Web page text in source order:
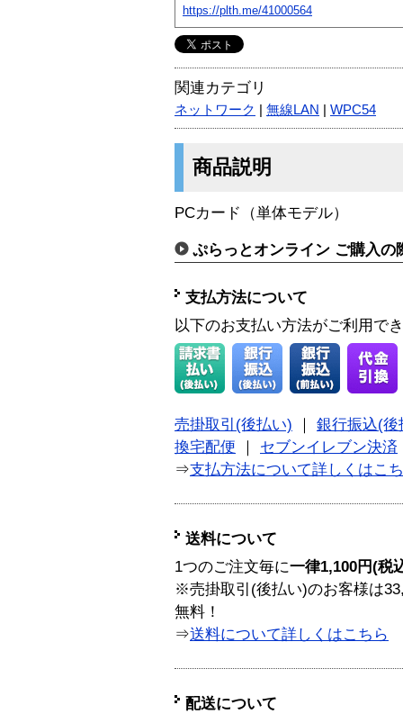
https://plth.me/41000564
関連カテゴリ
ネットワーク 無線LAN WPC54
商品説明
PCカード（単体モデル）
ぷらっとオンライン ご購入の
支払方法について
以下のお支払い方法がご利用で
売掛取引(後払い)
銀行振込(後
換宅配便
セブンイレブン決済
⇒支払方法について詳しくはこ
送料について
1つのご注文毎に一律1,100円(税
※売掛取引(後払い)のお客様は
無料！
⇒送料について詳しくはこちら
配送について